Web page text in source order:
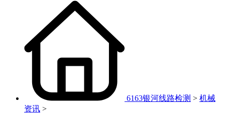
6163银河线路检测 > 机械
资讯 >